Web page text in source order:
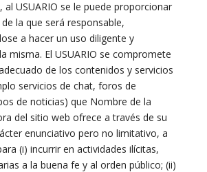
USUARIO se le puede proporcionar
la que será responsable,
a hacer un uso diligente y
misma. El USUARIO se compromete
de los contenidos y servicios
servicios de chat, foros de
de noticias) que Nombre de la
del sitio web ofrece a través de su
enunciativo pero no limitativo, a
(i) incurrir en actividades ilícitas,
a la buena fe y al orden público; (ii)